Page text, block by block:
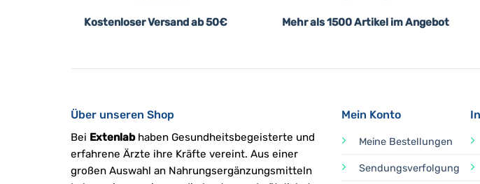
Kostenloser Versand ab 50€ Mehr als 1500 Artikel im Angebot
Über unseren Shop
Bei Extenlabhaben Gesundheitsbegeisterte und
erfahrene Ärzte ihre Kräfte vereint. Aus einer
großen Auswahl an Nahrungsergänzungsmitteln
Mein Konto
Meine Bestellungen
Sendungsverfolgung